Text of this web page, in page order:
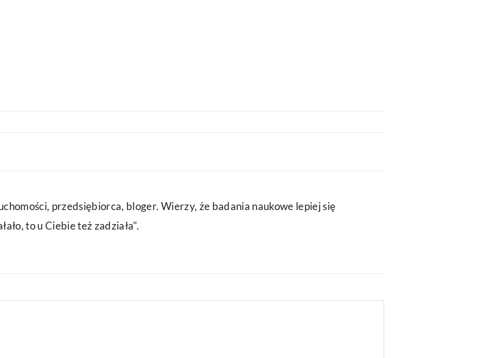
przedsiębiorca, bloger. Wierzy, że badania naukowe lepiej się
to u Ciebie też zadziała".